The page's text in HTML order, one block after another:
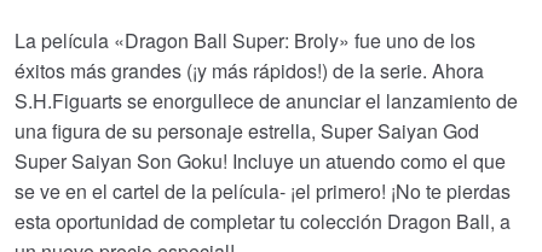
La película «Dragon Ball Super: Broly» fue uno de los
éxitos más grandes (¡y más rápidos!) de la serie. Ahora
S.H.Figuarts se enorgullece de anunciar el lanzamiento de
una figura de su personaje estrella, Super Saiyan God
Super Saiyan Son Goku! Incluye un atuendo como el que
se ve en el cartel de la película- ¡el primero! ¡No te pierdas
esta oportunidad de completar tu colección Dragon Ball, a